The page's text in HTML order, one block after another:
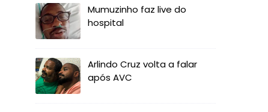
Mumuzinho faz live do
hospital
Arlindo Cruz volta a falar
após AVC